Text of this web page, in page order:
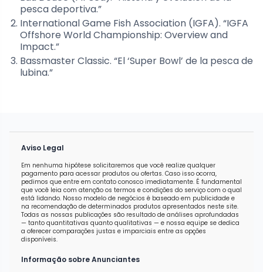
pesca deportiva.”
International Game Fish Association (IGFA). “IGFA
Offshore World Championship: Overview and
Impact.”
Bassmaster Classic. “El ‘Super Bowl’ de la pesca de
lubina.”
Aviso Legal
Em nenhuma hipótese solicitaremos que você realize qualquer
pagamento para acessar produtos ou ofertas. Caso isso ocorra,
pedimos que entre em contato conosco imediatamente. É fundamental
que você leia com atenção os termos e condições do serviço com o qual
está lidando. Nosso modelo de negócios é baseado em publicidade e
na recomendação de determinados produtos apresentados neste site.
Todas as nossas publicações são resultado de análises aprofundadas
— tanto quantitativas quanto qualitativas — e nossa equipe se dedica
a oferecer comparações justas e imparciais entre as opções
disponíveis.
Informação sobre Anunciantes